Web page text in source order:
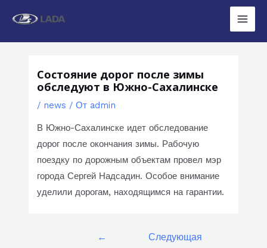
Main
Состояние дорог после зимы
обследуют в Южно-Сахалинске
/ news / От admin
В Южно-Сахалинске идет обследование
дорог после окончания зимы. Рабочую
поездку по дорожным объектам провел мэр
города Сергей Надсадин. Особое внимание
уделили дорогам, находящимся на гарантии.
←
Следующая